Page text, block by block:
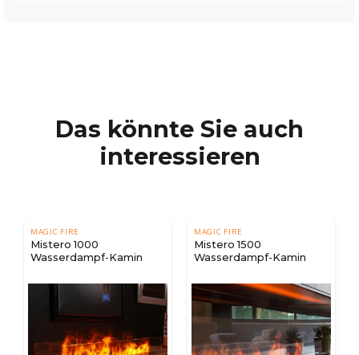
Das könnte Sie auch
interessieren
MAGIC FIRE
Mistero 1000
Wasserdampf-Kamin
MAGIC FIRE
Mistero 1500
Wasserdampf-Kamin